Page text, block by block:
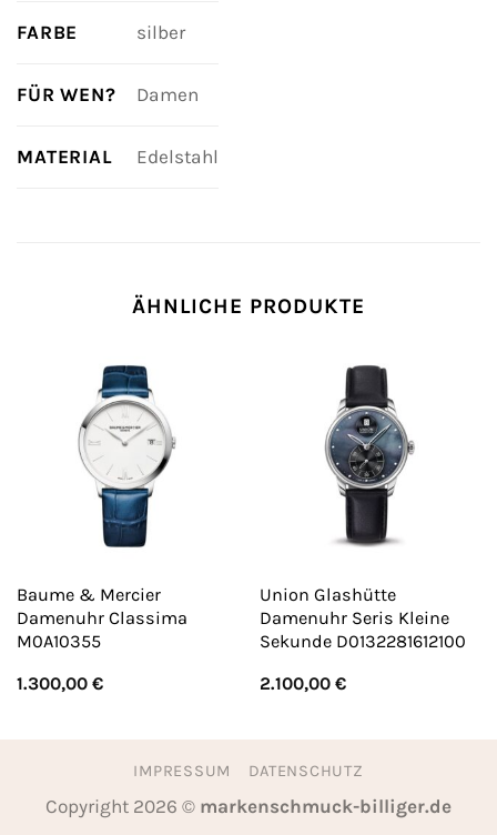
FARBE silber
FÜR WEN? Damen
MATERIAL Edelstahl
ÄHNLICHE PRODUKTE
Baume & Mercier
Damenuhr Classima
M0A10355
1.300,00 €
Union Glashütte
Damenuhr Seris Kleine
Sekunde D0132281612100
2.100,00 €
IMPRESSUM DATENSCHUTZ
Copyright 2026 © markenschmuck-billiger.de